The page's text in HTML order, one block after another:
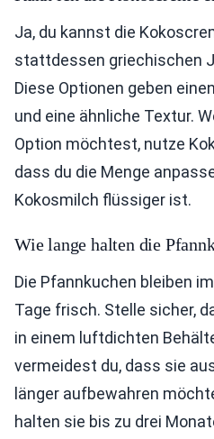
Ja, du kannst die
stattdessen griechischen
Diese Optionen geben
und eine ähnliche Textur.
Option möchtest, nutze
dass du die Menge
Kokosmilch flüssiger ist.
Wie lange halten die
Die Pfannkuchen bleiben
Tage frisch. Stelle sicher,
in einem luftdichten
vermeidest du, dass sie
länger aufbewahren
halten sie bis zu drei